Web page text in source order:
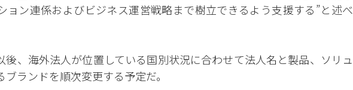
ョン連係およびビジネス運営戦略まで樹立できるよう支援する”と述べ
後、海外法人が位置している国別状況に合わせて法人名と製品、ソリュ
ランドを順次変更する予定だ。